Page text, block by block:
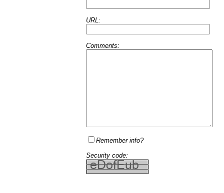
URL:
Comments:
Remember info?
Security code: